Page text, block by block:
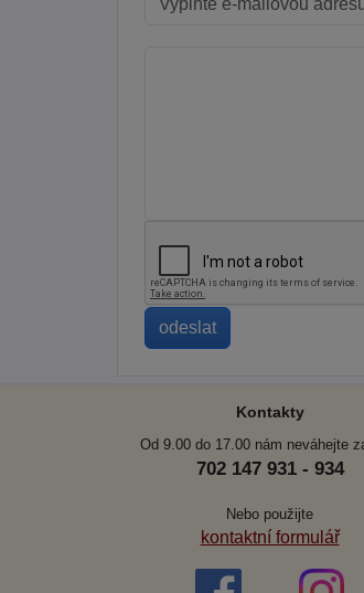
Kontakty
Od 9.00 do 17.00 nám neváhejte
702 147 931 - 934
Nebo použijte
kontaktní formulář